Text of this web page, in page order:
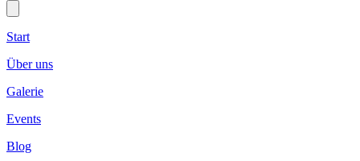
Start
Über uns
Galerie
Events
Blog